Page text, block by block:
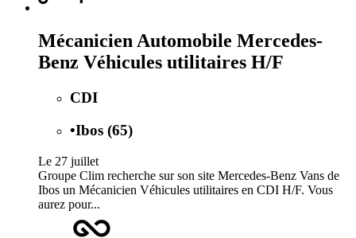
Mécanicien Automobile Mercedes-
Benz Véhicules utilitaires H/F
CDI
•Ibos (65)
Le 27 juillet
Groupe Clim recherche sur son site Mercedes-Benz Vans de
Ibos un Mécanicien Véhicules utilitaires en CDI H/F. Vous
aurez pour...